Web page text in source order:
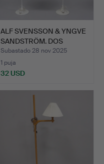
ALF SVENSSON & YNGVE
SANDSTRÖM. DOS
LÁMPAR…
Subastado 28 nov 2025
1 puja
32 USD